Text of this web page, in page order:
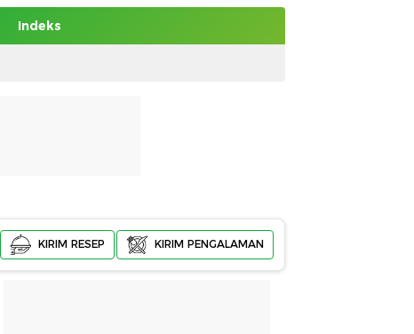
Indeks
KIRIM RESEP KIRIM PENGALAMAN